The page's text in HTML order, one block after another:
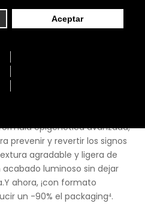
epigenética avanzada,
prevenir y revertir los signos
agradable y ligera de
luminoso sin dejar
ahora, ¡con formato
un -90% el packaging⁴.